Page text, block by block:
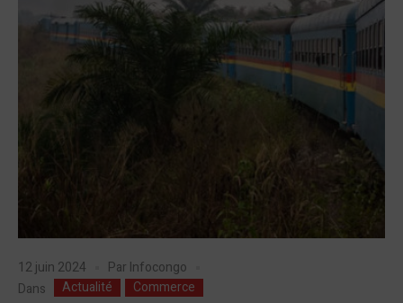
12 juin 2024 Par Infocongo
Dans
Actualité Commerce